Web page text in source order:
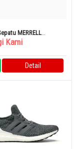
MERRELL
Wanita 25cm
Kami
Detail